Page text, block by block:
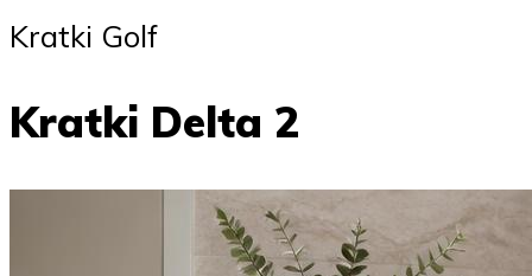
Kratki Golf
Kratki Delta 2